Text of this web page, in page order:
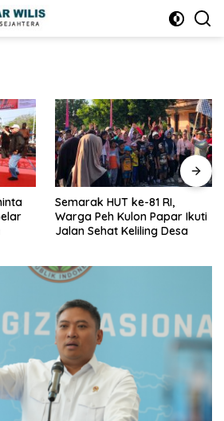
Semarak HUT ke-81 RI,
Warga Peh Kulon Papar Ikuti
Jalan Sehat Keliling Desa